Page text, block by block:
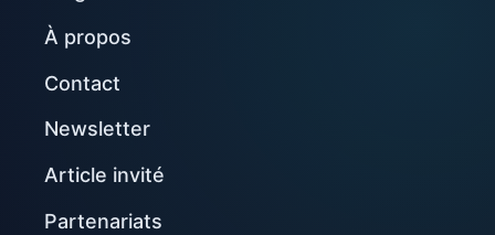
À propos
Contact
Newsletter
Article invité
Partenariats